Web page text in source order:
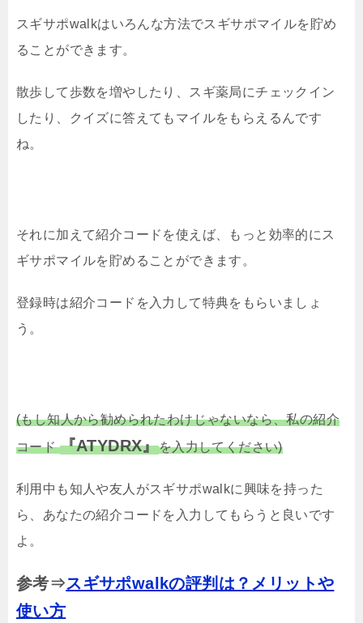
スギサポwalkはいろんな方法でスギサポマイルを貯め
ることができます。
散歩して歩数を増やしたり、スギ薬局にチェックイン
したり、クイズに答えてもマイルをもらえるんです
ね。
それに加えて紹介コードを使えば、もっと効率的にス
ギサポマイルを貯めることができます。
登録時は紹介コードを入力して特典をもらいましょ
う。
(もし知人から勧められたわけじゃないなら、私の紹介
コード『ATYDRX』を入力してください)
利用中も知人や友人がスギサポwalkに興味を持った
ら、あなたの紹介コードを入力してもらうと良いです
よ。
参考⇒スギサポwalkの評判は？メリットや
使い方